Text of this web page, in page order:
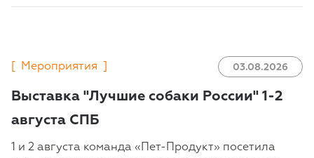
Мероприятия 03.08.2026
Выставка "Лучшие собаки России" 1-2
августа СПБ
1 и 2 августа команда «Пет-Продукт» посетила